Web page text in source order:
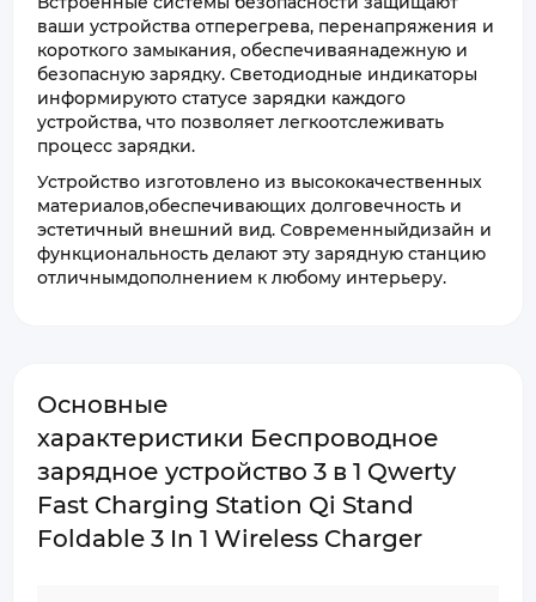
ваши устройства отперегрева, перенапряжения и
короткого замыкания, обеспечиваянадежную и
безопасную зарядку. Светодиодные индикаторы
информируюто статусе зарядки каждого
устройства, что позволяет легкоотслеживать
процесс зарядки.
Устройство изготовлено из высококачественных
материалов,обеспечивающих долговечность и
эстетичный внешний вид. Современныйдизайн и
функциональность делают эту зарядную станцию
отличнымдополнением к любому интерьеру.
Основные
характеристики Беспроводное
зарядное устройство 3 в 1 Qwerty
Fast Charging Station Qi Stand
Foldable 3 In 1 Wireless Charger